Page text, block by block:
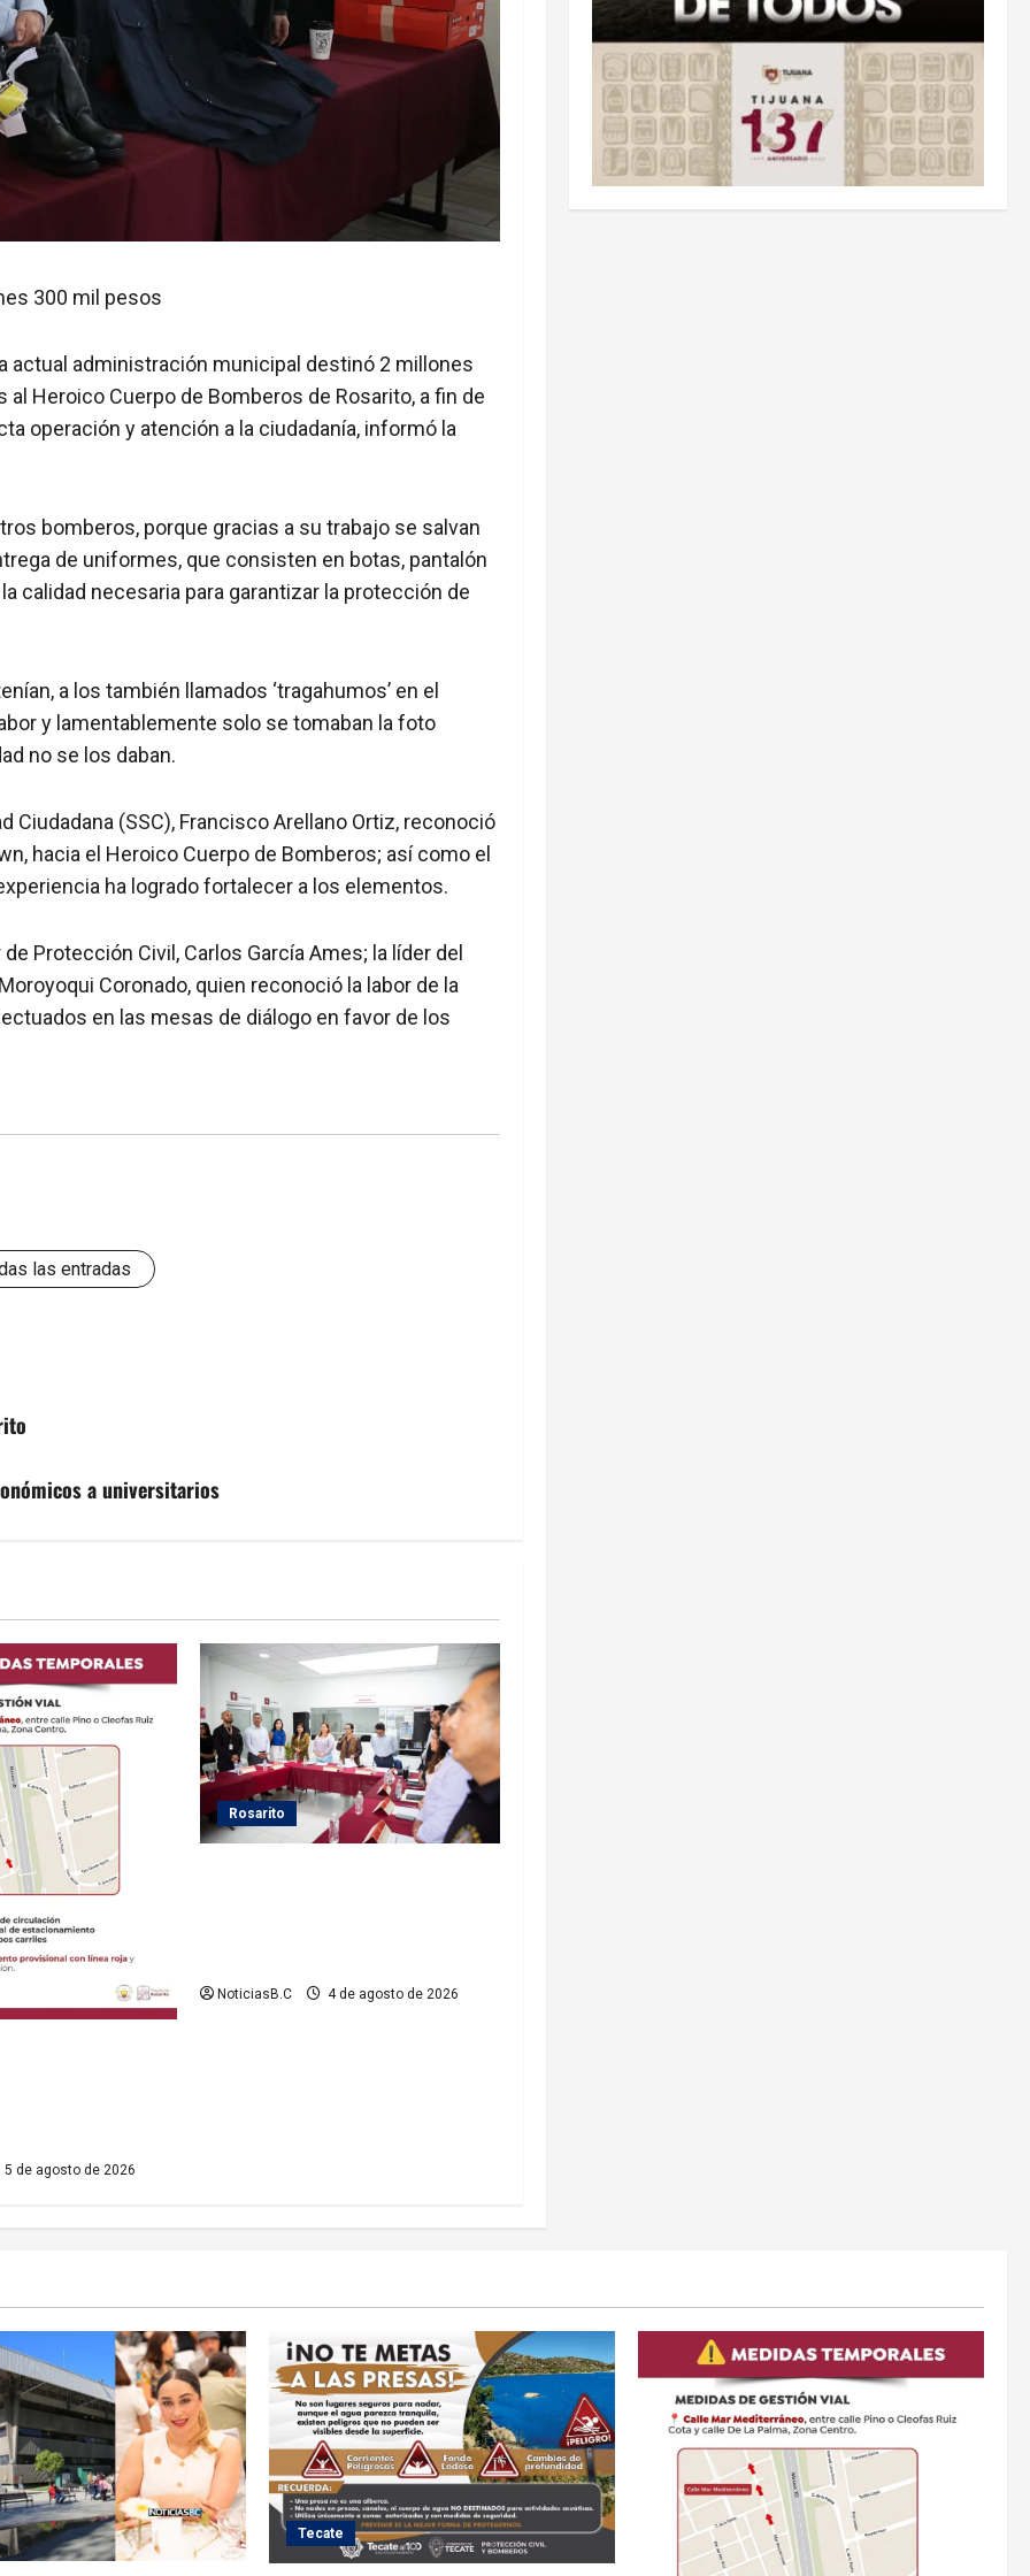
300 mil pesos
actual administración municipal destinó 2 millones
Heroico Cuerpo de Bomberos de Rosarito, a fin de
operación y atención a la ciudadanía, informó la
bomberos, porque gracias a su trabajo se salvan
de uniformes, que consisten en botas, pantalón
calidad necesaria para garantizar la protección de
a los también llamados ‘tragahumos’ en el
y lamentablemente solo se tomaban la foto
no se los daban.
Ciudadana (SSC), Francisco Arellano Ortiz, reconoció
hacia el Heroico Cuerpo de Bomberos; así como el
ha logrado fortalecer a los elementos.
Protección Civil, Carlos García Ames; la líder del
Coronado, quien reconoció la labor de la
en las mesas de diálogo en favor de los
las entradas
a universitarios
5 de agosto de 2026
Rosarito
NoticiasB.C 4 de agosto de 2026
Tecate